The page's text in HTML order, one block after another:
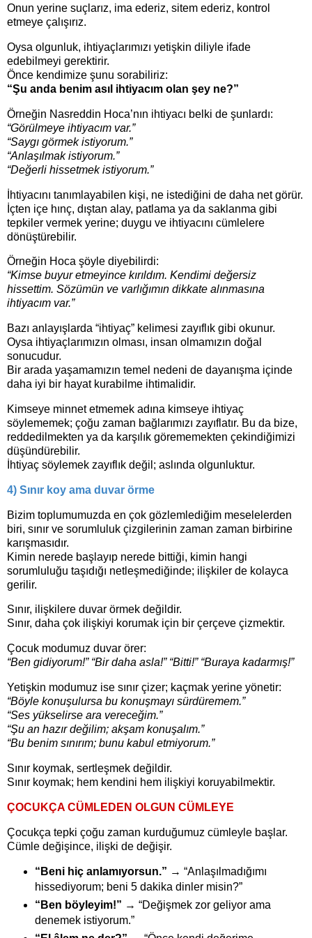
Onun yerine suçlarız, ima ederiz, sitem ederiz, kontrol
etmeye çalışırız.
Oysa olgunluk, ihtiyaçlarımızı yetişkin diliyle ifade
edebilmeyi gerektirir.
Önce kendimize şunu sorabiliriz:
“Şu anda benim asıl ihtiyacım olan şey ne?”
Örneğin Nasreddin Hoca’nın ihtiyacı belki de şunlardı:
“Görülmeye ihtiyacım var.”
“Saygı görmek istiyorum.”
“Anlaşılmak istiyorum.”
“Değerli hissetmek istiyorum.”
İhtiyacını tanımlayabilen kişi, ne istediğini de daha net görür.
İçten içe hınç, dıştan alay, patlama ya da saklanma gibi
tepkiler vermek yerine; duygu ve ihtiyacını cümlelere
dönüştürebilir.
Örneğin Hoca şöyle diyebilirdi:
“Kimse buyur etmeyince kırıldım. Kendimi değersiz
hissettim. Sözümün ve varlığımın dikkate alınmasına
ihtiyacım var.”
Bazı anlayışlarda “ihtiyaç” kelimesi zayıflık gibi okunur.
Oysa ihtiyaçlarımızın olması, insan olmamızın doğal
sonucudur.
Bir arada yaşamamızın temel nedeni de dayanışma içinde
daha iyi bir hayat kurabilme ihtimalidir.
Kimseye minnet etmemek adına kimseye ihtiyaç
söylememek; çoğu zaman bağlarımızı zayıflatır. Bu da bize,
reddedilmekten ya da karşılık görememekten çekindiğimizi
düşündürebilir.
İhtiyaç söylemek zayıflık değil; aslında olgunluktur.
4) Sınır koy ama duvar örme
Bizim toplumumuzda en çok gözlemlediğim meselelerden
biri, sınır ve sorumluluk çizgilerinin zaman zaman birbirine
karışmasıdır.
Kimin nerede başlayıp nerede bittiği, kimin hangi
sorumluluğu taşıdığı netleşmediğinde; ilişkiler de kolayca
gerilir.
Sınır, ilişkilere duvar örmek değildir.
Sınır, daha çok ilişkiyi korumak için bir çerçeve çizmektir.
Çocuk modumuz duvar örer:
“Ben gidiyorum!” “Bir daha asla!” “Bitti!” “Buraya kadarmış!”
Yetişkin modumuz ise sınır çizer; kaçmak yerine yönetir:
“Böyle konuşulursa bu konuşmayı sürdüremem.”
“Ses yükselirse ara vereceğim.”
“Şu an hazır değilim; akşam konuşalım.”
“Bu benim sınırım; bunu kabul etmiyorum.”
Sınır koymak, sertleşmek değildir.
Sınır koymak; hem kendini hem ilişkiyi koruyabilmektir.
ÇOCUKÇA CÜMLEDEN OLGUN CÜMLEYE
Çocukça tepki çoğu zaman kurduğumuz cümleyle başlar.
Cümle değişince, ilişki de değişir.
“Beni hiç anlamıyorsun.” → “Anlaşılmadığımı
hissediyorum; beni 5 dakika dinler misin?”
“Ben böyleyim!” → “Değişmek zor geliyor ama
denemek istiyorum.”